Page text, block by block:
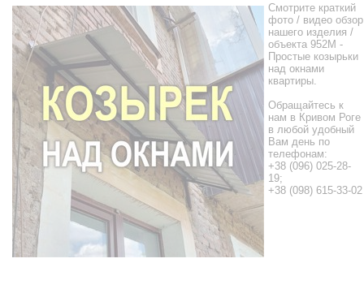
Смотрите краткий
фото / видео обзор
нашего изделия /
объекта 952М -
Простые козырьки
над окнами
квартиры.
Обращайтесь к
нам в Кривом Роге
в любой удобный
Вам день по
телефонам:
+38 (096) 025-28-
19;
+38 (098) 615-33-02